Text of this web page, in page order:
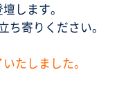
します。
ち寄りください。
たしました。